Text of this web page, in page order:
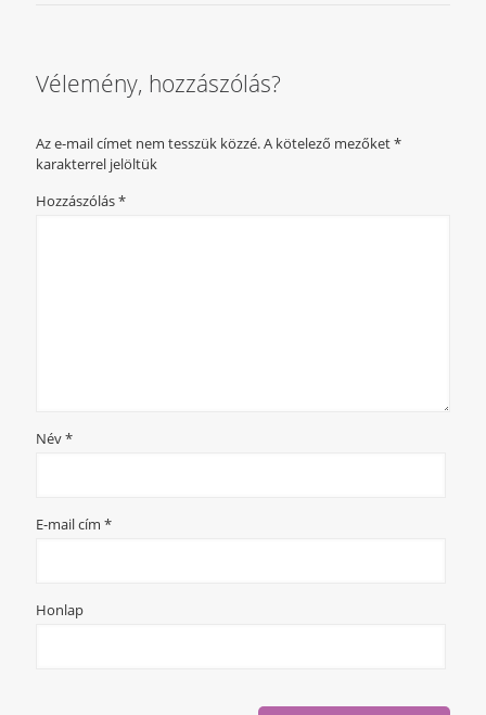
Vélemény, hozzászólás?
Az e-mail címet nem tesszük közzé.A kötelező mezőket*
karakterrel jelöltük
Hozzászólás*
Név*
E-mail cím *
Honlap